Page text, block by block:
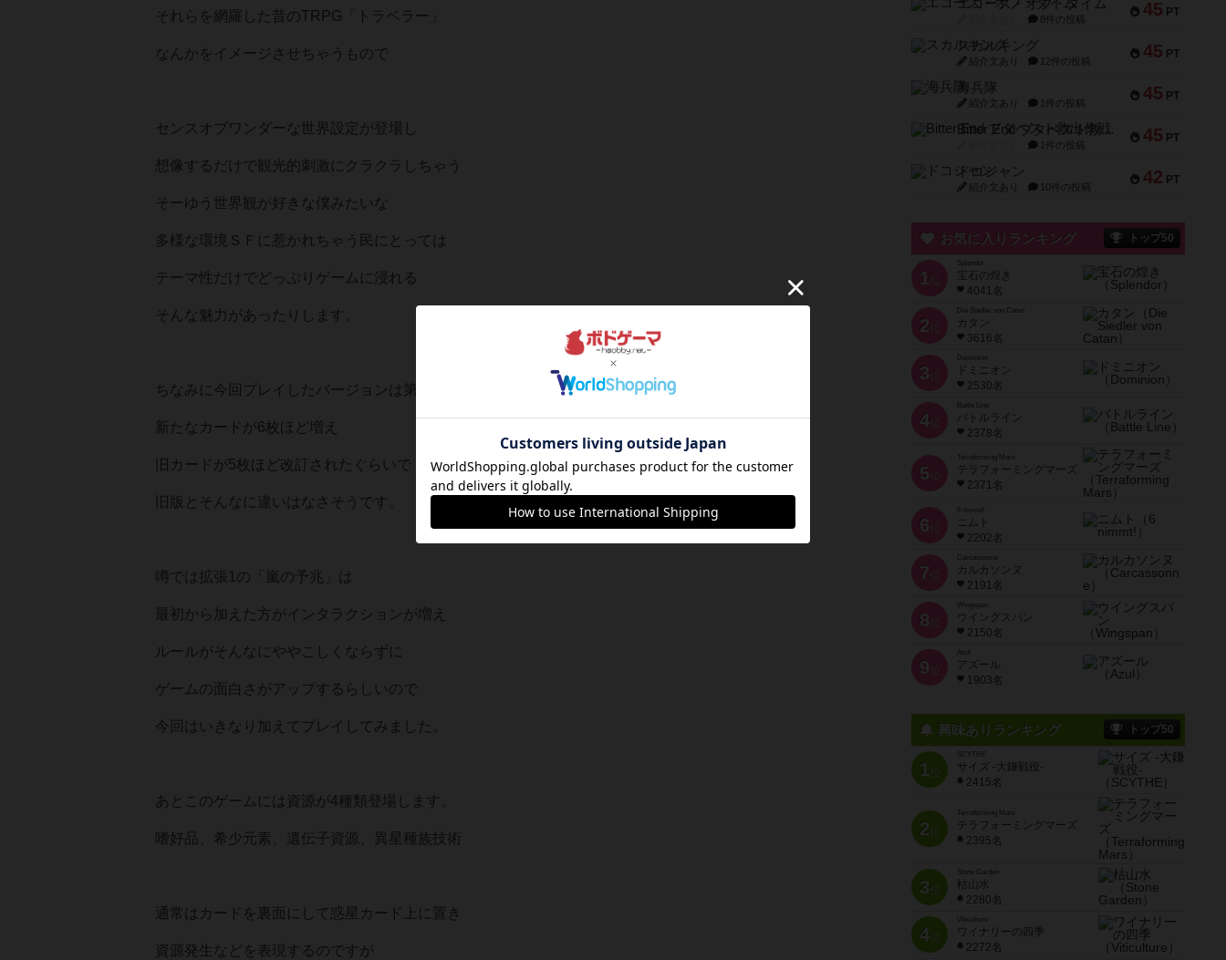
それらを網羅した昔のTRPG「トラベラー」
なんかをイメージさせちゃうもので
センスオブワンダーな世界設定が登場し
想像するだけで観光的刺激にクラクラしちゃう
そーゆう世界観が好きな僕みたいな
多様な環境ＳＦに惹かれちゃう民にとっては
テーマ性だけでどっぷりゲームに浸れる
そんな魅力があったりします。
ちなみに今回プレイしたバージョンは 第二版で
新たなカードが6枚ほど増え
旧カードが5枚ほど改訂されたぐらいで
旧版とそんなに違いはなさそうです。
噂では拡張1の「嵐の予兆」は
最初から加えた方がインタラクションが増え
ルールがそんなにややこしくならずに
ゲームの面白さがアップするらしいので
今回はいきなり加えてプレイしてみました。
あとこのゲームには資源が4種類登場します。
嗜好品、希少元素、遺伝子資源、異星種族技術
通常はカードを裏面にして惑星カード上に置き
資源発生などを表現するのですが
45 PT
エコーズ・オブ・タイム
8件の投稿
45 PT
スカルキング
紹介文あり 12件の投稿
45 PT
海兵隊
紹介文あり 1件の投稿
45 PT
Bitter End ブタペスト救出作戦
1件の投稿
42 PT
ドコジャン
紹介文あり 10件の投稿
お気に入りランキング トップ50
1 位
宝石の煌き
4041名
2 位
Die Siedler von Catan
カタン
3616名
3 位
ドミニオン
2530名
4位
Battle Line
バトルライン
2378名
5 位
Terraforming Mars
テラフォーミングマーズ
2371名
6 位
ニムト
2202名
7 位
Carcassonne
カルカソンヌ
2191名
8 位
Wingspan
ウイングスパン
2150名
9 位
Azul
アズール
1903名
興味ありランキング トップ50
1位
SCYTHE
サイズ -大鎌戦役-
2415名
2位
Terraforming Mars
テラフォーミングマーズ
2395名
3位
Stone Garden
枯山水
2280名
4位
Viticulture
ワイナリーの四季
2272名